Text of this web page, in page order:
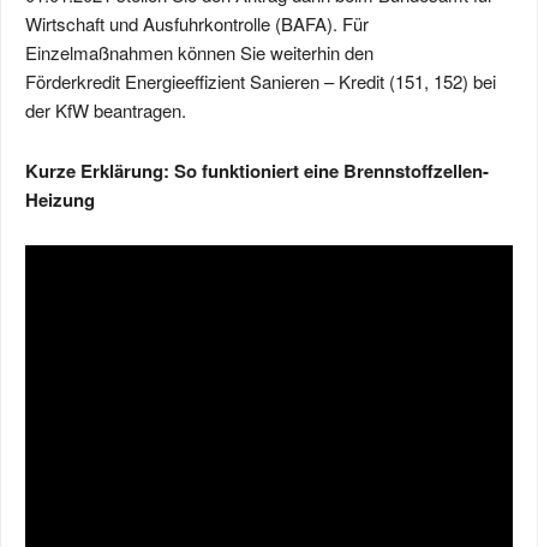
Wirtschaft und Ausfuhr­kontrolle (BAFA). Für
Einzelmaßnahmen können Sie weiterhin den
Förderkredit Energieeffizient Sanieren – Kredit (151, 152) bei
der KfW beantragen.
Kurze Erklärung: So funktioniert eine Brennstoffzellen-
Heizung